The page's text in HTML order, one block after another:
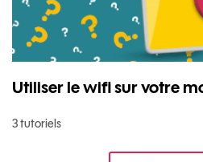
Utiliser le wifi sur votre
3 tutoriels